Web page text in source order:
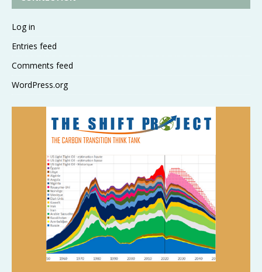
Log in
Entries feed
Comments feed
WordPress.org